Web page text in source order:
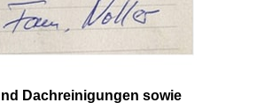
Dachreinigungen sowie